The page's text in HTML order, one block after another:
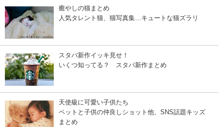
癒やしの猫まとめ
人気タレント猫、猫写真集…キュートな猫ズラリ
スタバ新作イッキ見せ！
いくつ知ってる？ スタバ新作まとめ
天使級に可愛い子供たち
ペットと子供の仲良しショット他、SNS話題キッズ
まとめ